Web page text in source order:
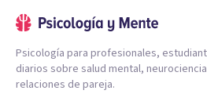
Psicología para profesionales,
diarios sobre salud mental,
relaciones de pareja.